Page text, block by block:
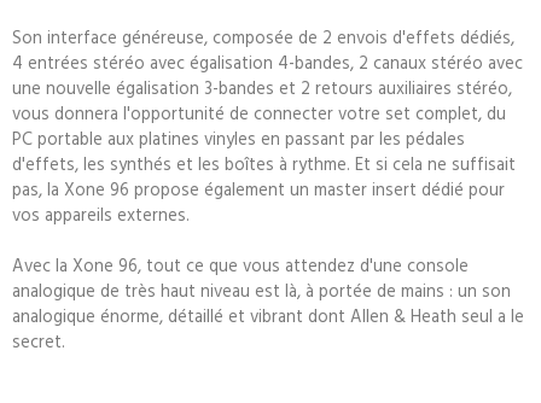
Son interface généreuse, composée de 2 envois d'effets dédiés,
4 entrées stéréo avec égalisation 4-bandes, 2 canaux stéréo avec
une nouvelle égalisation 3-bandes et 2 retours auxiliaires stéréo,
vous donnera l'opportunité de connecter votre set complet, du
PC portable aux platines vinyles en passant par les pédales
d'effets, les synthés et les boîtes à rythme. Et si cela ne suffisait
pas, la Xone 96 propose également un master insert dédié pour
vos appareils externes.
Avec la Xone 96, tout ce que vous attendez d'une console
analogique de très haut niveau est là, à portée de mains : un son
analogique énorme, détaillé et vibrant dont Allen & Heath seul a le
secret.